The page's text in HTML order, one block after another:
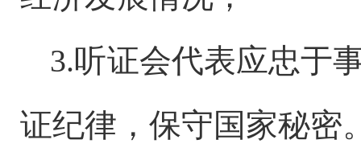
3.听证会代表应忠于
证纪律，保守国家秘密